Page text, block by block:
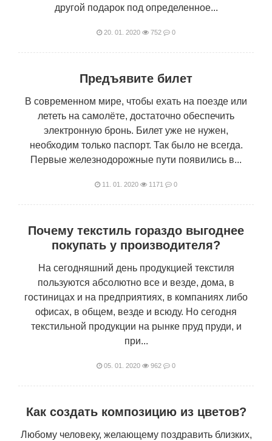
другой подарок под определенное...
20. 01. 2020 752 0
Предъявите билет
В современном мире, чтобы ехать на поезде или
лететь на самолёте, достаточно обеспечить
электронную бронь. Билет уже не нужен,
необходим только паспорт. Так было не всегда.
Первые железнодорожные пути появились в...
11. 01. 2020 1171 0
Почему текстиль гораздо выгоднее
покупать у производителя?
На сегодняшний день продукцией текстиля
пользуются абсолютно все и везде, дома, в
гостиницах и на предприятиях, в компаниях либо
офисах, в общем, везде и всюду. Но сегодня
текстильной продукции на рынке пруд пруди, и
при...
05. 01. 2020 962 0
Как создать композицию из цветов?
Любому человеку, желающему поздравить близких,